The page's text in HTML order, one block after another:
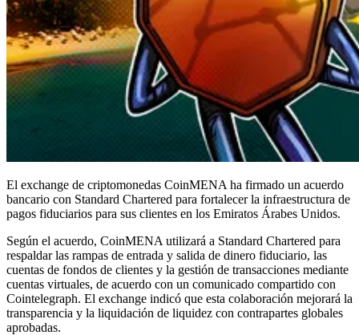
El exchange de criptomonedas CoinMENA ha firmado un acuerdo
bancario con Standard Chartered para fortalecer la infraestructura de
pagos fiduciarios para sus clientes en los Emiratos Árabes Unidos.
Según el acuerdo, CoinMENA utilizará a Standard Chartered para
respaldar las rampas de entrada y salida de dinero fiduciario, las
cuentas de fondos de clientes y la gestión de transacciones mediante
cuentas virtuales, de acuerdo con un comunicado compartido con
Cointelegraph. El exchange indicó que esta colaboración mejorará la
transparencia y la liquidación de liquidez con contrapartes globales
aprobadas.